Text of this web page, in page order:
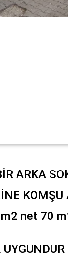
ARKA
net 70